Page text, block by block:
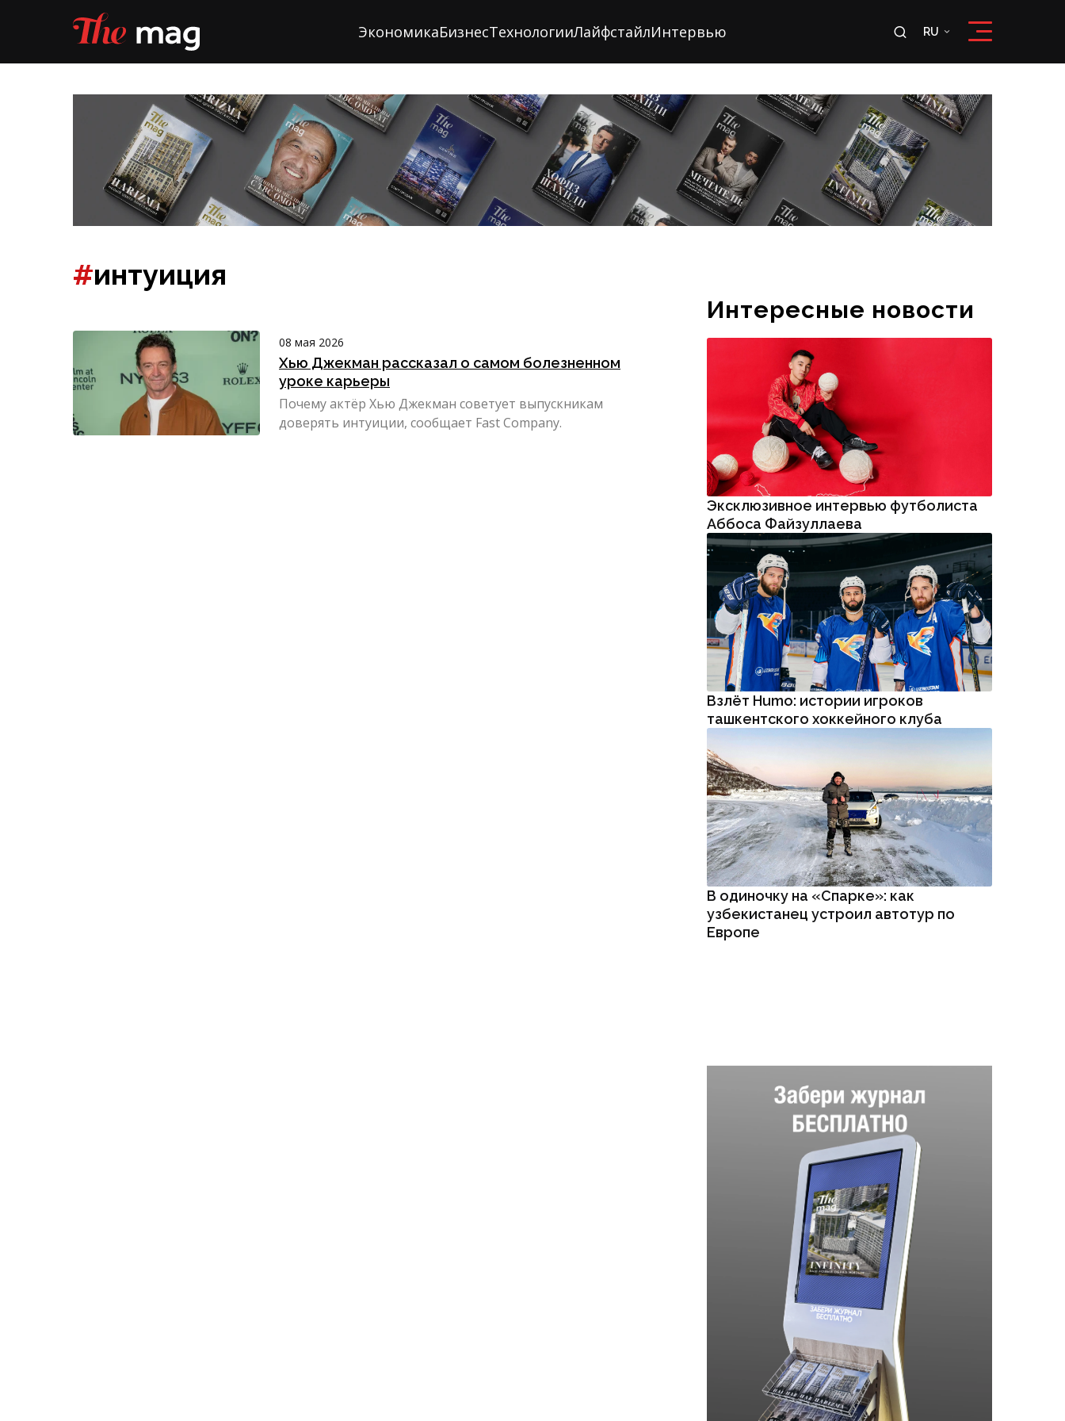
ЭкономикаБизнесТехнологииЛайфстайлИнтервью RU
#интуиция
08 мая 2026
Хью Джекман рассказал о самом болезненном
уроке карьеры
Почему актёр Хью Джекман советует выпускникам
доверять интуиции, сообщает Fast Company.
Интересные новости
Эксклюзивное интервью футболиста
Аббоса Файзуллаева
Взлёт Humo: истории игроков
ташкентского хоккейного клуба
В одиночку на «Спарке»: как
узбекистанец устроил автотур по
Европе